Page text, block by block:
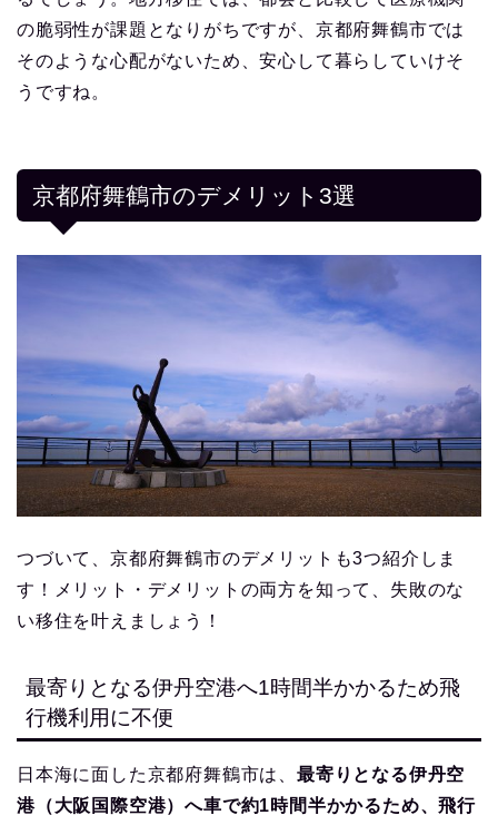
の脆弱性が課題となりがちですが、京都府舞鶴市では
そのような心配がないため、安心して暮らしていけそ
うですね。
京都府舞鶴市のデメリット3選
つづいて、京都府舞鶴市のデメリットも3つ紹介しま
す！メリット・デメリットの両方を知って、失敗のな
い移住を叶えましょう！
最寄りとなる伊丹空港へ1時間半かかるため飛
行機利用に不便
日本海に面した京都府舞鶴市は、 最寄りとなる伊丹空
港（大阪国際空港）へ車で約1時間半かかるため、飛行